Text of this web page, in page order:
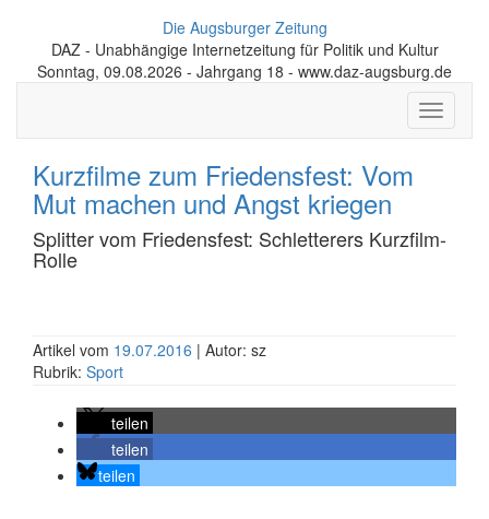
Die Augsburger Zeitung
DAZ - Unabhängige Internetzeitung für Politik und Kultur
Sonntag, 09.08.2026 - Jahrgang 18 - www.daz-augsburg.de
Toggle
Kurzfilme zum Friedensfest: Vom
Mut machen und Angst kriegen
Splitter vom Friedensfest: Schletterers Kurzfilm-
Rolle
Artikel vom 19.07.2016 | Autor: sz
Rubrik: Sport
teilen
teilen
teilen